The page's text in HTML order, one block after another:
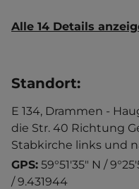
Alle 14 Details
Standort:
E 134, Drammen -
die Str. 40 Richtung
Stabkirche links und
GPS: 59°51'35" N /
/ 9.431944